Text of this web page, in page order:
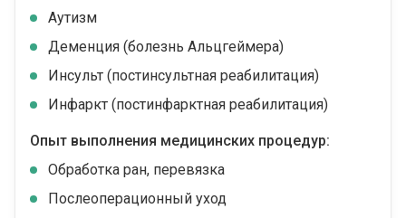
Аутизм
Деменция (болезнь Альцгеймера)
Инсульт (постинсультная реабилитация)
Инфаркт (постинфарктная реабилитация)
Опыт выполнения медицинских процедур:
Обработка ран, перевязка
Послеоперационный уход